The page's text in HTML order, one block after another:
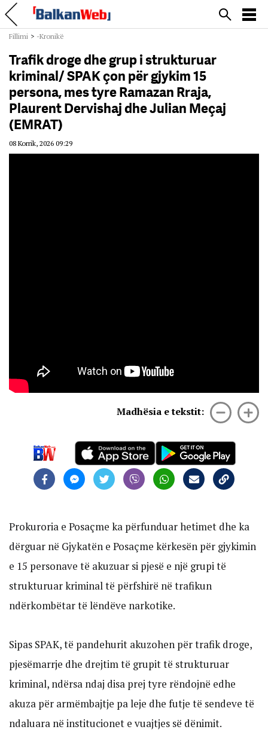
Fillimi > -Kronikë
Trafik droge dhe grup i strukturuar
kriminal/ SPAK çon për gjykim 15
persona, mes tyre Ramazan Rraja,
Plaurent Dervishaj dhe Julian Meçaj
(EMRAT)
08 Korrik, 2026 09:29
Madhësia e tekstit:
Prokuroria e Posaçme ka përfunduar hetimet dhe ka
dërguar në Gjykatën e Posaçme kërkesën për gjykimin
e 15 personave të akuzuar si pjesë e një grupi të
strukturuar kriminal të përfshirë në trafikun
ndërkombëtar të lëndëve narkotike.
Sipas SPAK, të pandehurit akuzohen për trafik droge,
pjesëmarrje dhe drejtim të grupit të strukturuar
kriminal, ndërsa ndaj disa prej tyre rëndojnë edhe
akuza për armëmbajtje pa leje dhe futje të sendeve të
ndaluara në institucionet e vuajtjes së dënimit.